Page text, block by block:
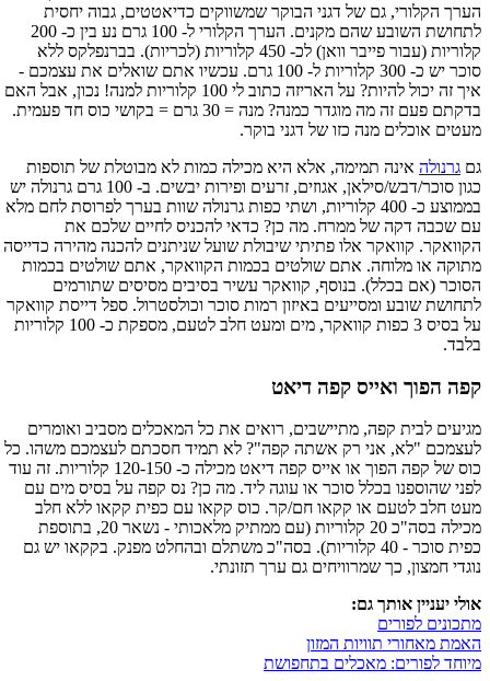
הערך הקלורי, גם של דגני הבוקר שמשווקים כדיאטטים, גבוה יחסית
לתחושת השובע שהם מקנים. הערך הקלורי ל- 100 גרם נע בין כ- 200
קלוריות (עבור פייבר וואן) לכ- 450 קלוריות (לכריות). בברנפלקס ללא
סוכר יש כ- 300 קלוריות ל- 100 גרם. עכשיו אתם שואלים את עצמכם -
איך זה יכול להיות? על האריזה כתוב לי 100 קלוריות למנה! נכון, אבל האם
בדקתם פעם זה מה מוגדר כמנה? מנה = 30 גרם = בקושי כוס חד פעמית.
מעטים אוכלים מנה כזו של דגני בוקר.
גם גרנולה אינה תמימה, אלא היא מכילה כמות לא מבוטלת של תוספות
כגון סוכר/דבש/סילאן, אגוזים, זרעים ופירות יבשים. ב- 100 גרם גרנולה יש
בממוצע כ- 400 קלוריות, ושתי כפות גרנולה שוות בערך לפרוסת לחם מלא
עם שכבה דקה של ממרח. מה כן? כדאי להכניס לחיים שלכם את
הקוואקר. קוואקר אלו פתיתי שיבולת שועל שניתנים להכנה מהירה כדייסה
מתוקה או מלוחה. אתם שולטים בכמות הקוואקר, אתם שולטים בכמות
הסוכר (אם בכלל). בנוסף, קוואקר עשיר בסיבים מסיסים שתורמים
לתחושת שובע ומסייעים באיזון רמות סוכר וכולסטרול. ספל דייסת קוואקר
על בסיס 3 כפות קוואקר, מים ומעט חלב לטעם, מספקת כ- 100 קלוריות
בלבד.
קפה הפוך ואייס קפה דיאט
מגיעים לבית קפה, מתיישבים, רואים את כל המאכלים מסביב ואומרים
לעצמכם "לא, אני רק אשתה קפה"? לא תמיד חסכתם לעצמכם משהו. כל
כוס של קפה הפוך או אייס קפה דיאט מכילה כ- 120-150 קלוריות. זה עוד
לפני שהוספנו בכלל סוכר או עוגה ליד. מה כן? נס קפה על בסיס מים עם
מעט חלב לטעם או קקאו חם/קר. כוס קקאו עם כפית קקאו ללא חלב
מכילה בסה"כ 20 קלוריות (עם ממתיק מלאכותי - נשאר 20, בתוספת
כפית סוכר - 40 קלוריות). בסה"כ משתלם ובהחלט מפנק. בקקאו יש גם
נוגדי חמצון, כך שמרוויחים גם ערך תזונתי.
אולי יעניין אותך גם:
מתכונים לפורים
האמת מאחורי תוויות המזון
מיוחד לפורים: מאכלים בתחפושת